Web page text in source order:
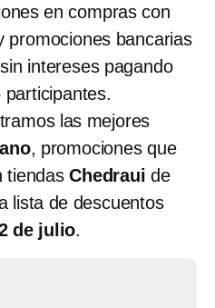
en compras con
promociones bancarias
intereses pagando
las mejores
, promociones que
tiendasChedraui de
lista de descuentos
de julio.